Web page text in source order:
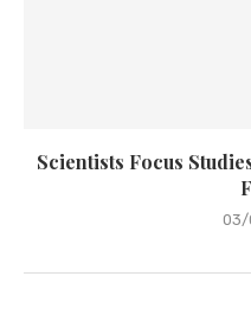
Scientists Focus
03/